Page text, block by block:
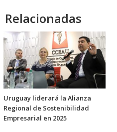
Relacionadas
Uruguay liderará la Alianza
Regional de Sostenibilidad
Empresarial en 2025